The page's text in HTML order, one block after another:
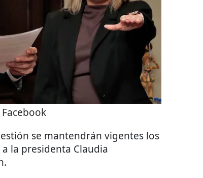
se mantendrán vigentes los
la presidenta Claudia